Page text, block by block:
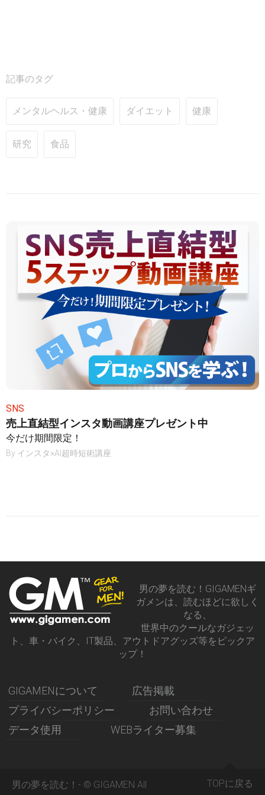
記事のタグ
メンタルヘルス・健康 ダイエット 健康
研究 食品
SNS
売上直結型インスタ動画講座プレゼント中
今だけ期間限定！
By インスタ×AI超時短術講座
男の夢を読む！GIGAMENギ
ガメンは、読むほどに欲しく
なる、
世界中のクールなガジェッ
ト、車・バイク、IT製品、アウトドアグッズ等をピックア
ップ！
GIGAMENについて
広告掲載
プライバシーポリシー
お問い合わせ
データ使用
WEBライター募集
男の夢を読む！- © GIGAMEN All
TOPに戻る